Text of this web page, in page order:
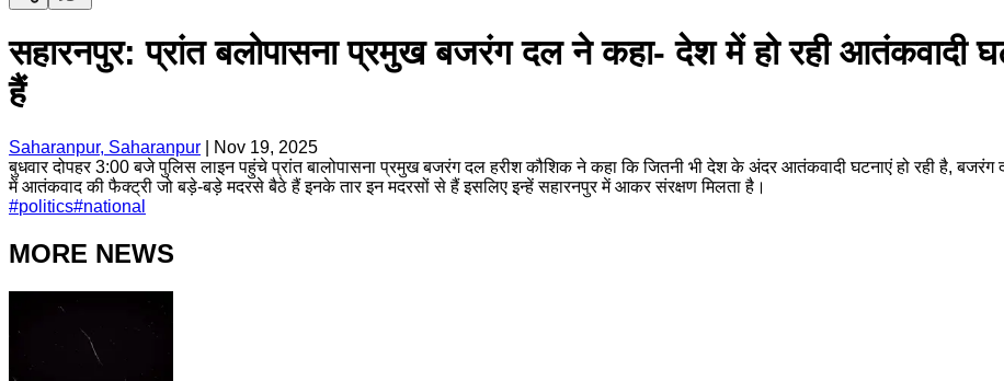
सहारनपुर: प्रांत बलोपासना प्रमुख बजरंग दल ने कहा- देश में हो रही आतंकवादी
हैं
Saharanpur, Saharanpur
Nov 19, 2025
बुधवार दोपहर 3:00 बजे पुलिस लाइन पहुंचे प्रांत बालोपासना प्रमुख बजरंग दल हरीश कौशिक ने कहा कि जितनी भी देश के अंदर आतंकवादी घटनाएं हो रही है,
में आतंकवाद की फैक्ट्री जो बड़े-बड़े मदरसे बैठे हैं इनके तार इन मदरसों से हैं इसलिए इन्हें सहारनपुर में आकर संरक्षण मिलता है।
#politics#national
MORE NEWS